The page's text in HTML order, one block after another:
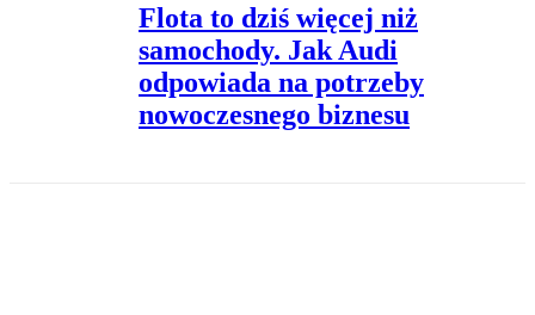
Flota to dziś więcej niż
samochody. Jak Audi
odpowiada na potrzeby
nowoczesnego biznesu